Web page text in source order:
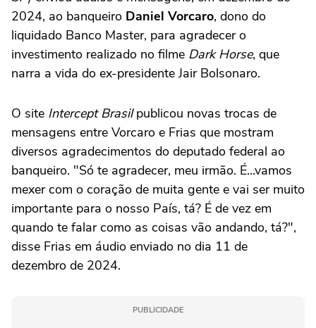
2024, ao banqueiro Daniel Vorcaro, dono do
liquidado Banco Master, para agradecer o
investimento realizado no filme Dark Horse, que
narra a vida do ex-presidente Jair Bolsonaro.
O site Intercept Brasilpublicou novas trocas de
mensagens entre Vorcaro e Frias que mostram
diversos agradecimentos do deputado federal ao
banqueiro. "Só te agradecer, meu irmão. É...vamos
mexer com o coração de muita gente e vai ser muito
importante para o nosso País, tá? É de vez em
quando te falar como as coisas vão andando, tá?",
disse Frias em áudio enviado no dia 11 de
dezembro de 2024.
PUBLICIDADE